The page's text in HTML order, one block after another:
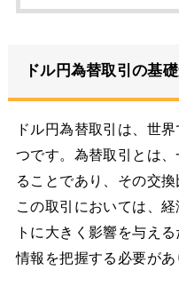
ドル円為替取引の基
ドル円為替取引は、世
つです。為替取引とは
ることであり、その交
この取引においては、
トに大きく影響を与え
情報を把握する必要があ